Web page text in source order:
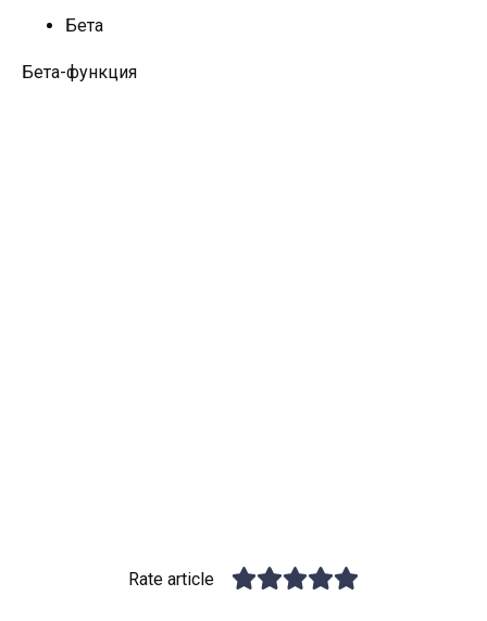
Бета
Бета-функция
Rate article